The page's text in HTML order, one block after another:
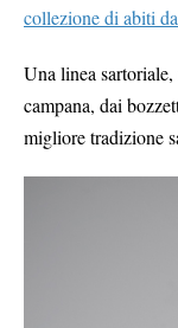
collezione di abiti
Una linea sartoriale,
campana, dai
migliore tradizione